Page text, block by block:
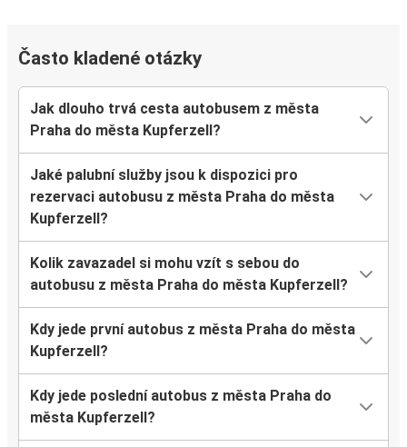
Často kladené otázky
Jak dlouho trvá cesta autobusem z města
Praha do města Kupferzell?
Jaké palubní služby jsou k dispozici pro
rezervaci autobusu z města Praha do města
Kupferzell?
Kolik zavazadel si mohu vzít s sebou do
autobusu z města Praha do města Kupferzell?
Kdy jede první autobus z města Praha do města
Kupferzell?
Kdy jede poslední autobus z města Praha do
města Kupferzell?